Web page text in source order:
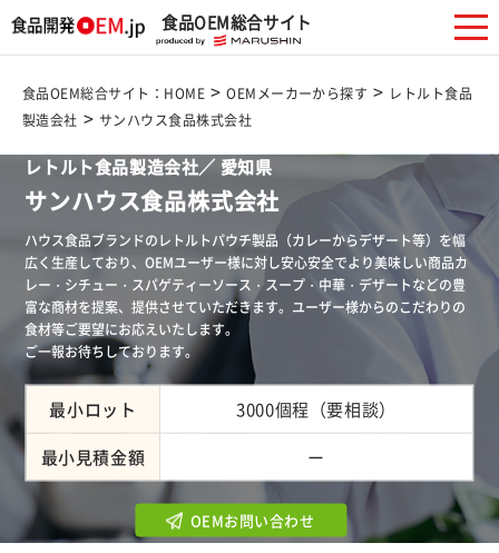
食品OEM総合サイト
食品OEM総合サイト：HOME >OEMメーカーから探す > レトルト食品
製造会社 > サンハウス食品株式会社
レトルト食品製造会社／ 愛知県
サンハウス食品株式会社
ハウス食品ブランドのレトルトパウチ製品（カレーからデザート等）を幅
広く生産しており、OEMユーザー様に対し安心安全でより美味しい商品カ
レー・シチュー・スパゲティーソース・スープ・中華・デザートなどの豊
富な商材を提案、提供させていただきます。ユーザー様からのこだわりの
食材等ご要望にお応えいたします。
ご一報お待ちしております。
最小ロット
3000個程（要相談）
最小見積金額
ー
OEMお問い合わせ